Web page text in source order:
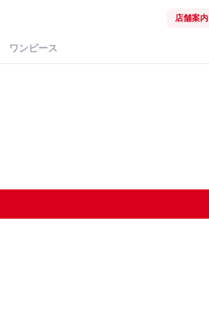
店舗案内
ワンピース